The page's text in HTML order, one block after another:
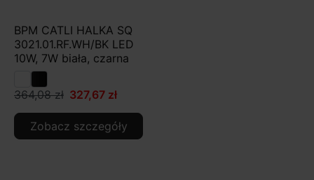
BPM CATLI HALKA SQ
3021.01.RF.WH/BK LED
10W, 7W biała, czarna
364,08 zł 327,67 zł
Zobacz szczegóły